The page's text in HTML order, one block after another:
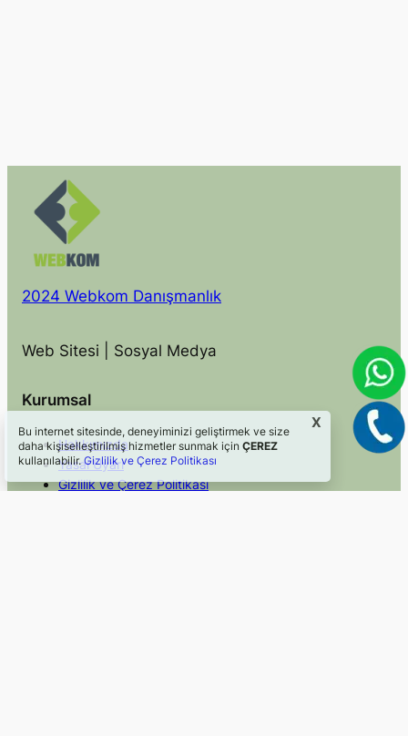
2024 Webkom Danışmanlık
Web Sitesi | Sosyal Medya
Kurumsal
Hakkımızda
Yasal Uyarı
Gizlilik ve Çerez Politikası
Bu internet sitesinde, deneyiminizi geliştirmek ve size
daha kişiselleştirilmiş hizmetler sunmak için ÇEREZ
kullanılabilir.Gizlilik ve Çerez Politikası
X